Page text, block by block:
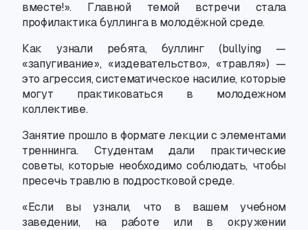
вместе!». Главной темой встречи стала
профилактика буллинга в молодёжной среде.
Как узнали ребята, буллинг (bullying —
«запугивание», «издевательство», «травля») —
это агрессия, систематическое насилие, которые
могут практиковаться в молодежном
коллективе.
Занятие прошло в формате лекции с элементами
треннинга. Студентам дали практические
советы, которые необходимо соблюдать, чтобы
пресечь травлю в подростковой среде.
«Если вы узнали,
что в вашем учебном
заведении,
на работе или в окружении